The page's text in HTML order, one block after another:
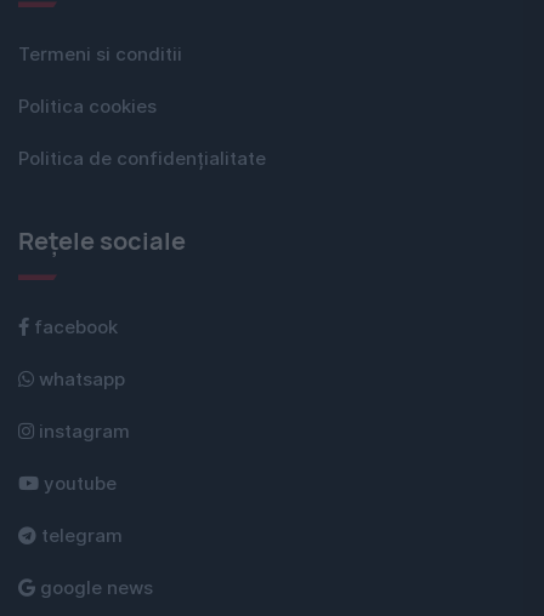
Termeni si conditii
Politica cookies
Politica de confidențialitate
Rețele sociale
facebook
whatsapp
instagram
youtube
telegram
google news